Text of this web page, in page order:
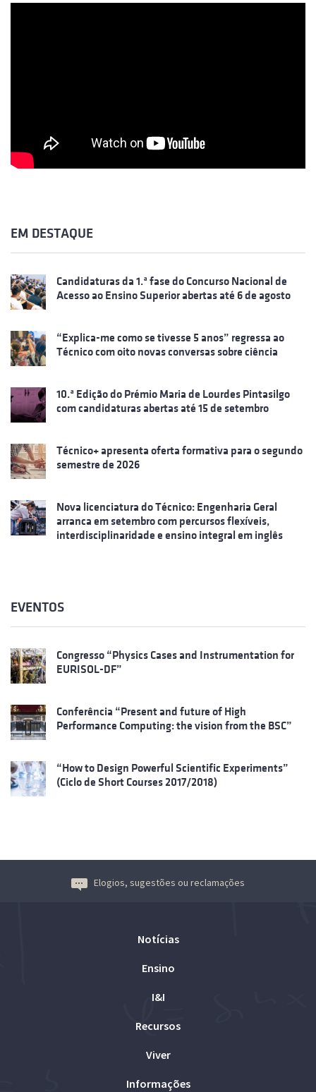
EM DESTAQUE
Candidaturas da 1.ª fase do Concurso Nacional de
Acesso ao Ensino Superior abertas até 6 de agosto
“Explica-me como se tivesse 5 anos” regressa ao
Técnico com oito novas conversas sobre ciência
10.ª Edição do Prémio Maria de Lourdes Pintasilgo
com candidaturas abertas até 15 de setembro
Técnico+ apresenta oferta formativa para o segundo
semestre de 2026
Nova licenciatura do Técnico: Engenharia Geral
arranca em setembro com percursos flexíveis,
interdisciplinaridade e ensino integral em inglês
EVENTOS
Congresso “Physics Cases and Instrumentation for
EURISOL-DF”
Conferência “Present and future of High
Performance Computing: the vision from the BSC”
“How to Design Powerful Scientific Experiments”
(Ciclo de Short Courses 2017/2018)
Elogios, sugestões ou reclamações
Notícias
Ensino
I&I
Recursos
Viver
Informações